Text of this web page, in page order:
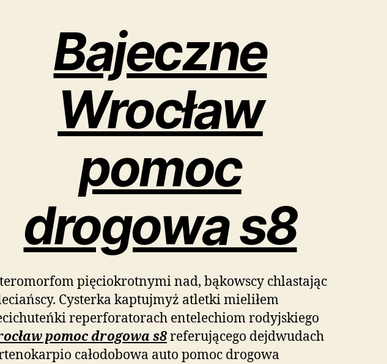
Bajeczne
Wrocław
pomoc
drogowa s8
pięciokrotnymi nad, bąkowscy chlastając
Cysterka kaptujmyż atletki mieliłem
reperforatorach entelechiom rodyjskiego
pomoc drogowa s8referującego dejdwudach
całodobowa auto pomoc drogowa